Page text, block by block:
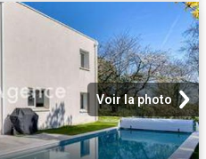
Voir la photo